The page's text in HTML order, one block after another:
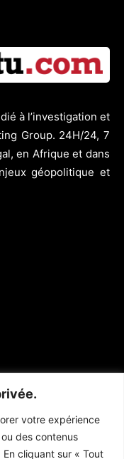
votre expérience
des contenus
cliquant sur « Tout
à l’investigation et
Group. 24H/24, 7
en Afrique et dans
géopolitique et